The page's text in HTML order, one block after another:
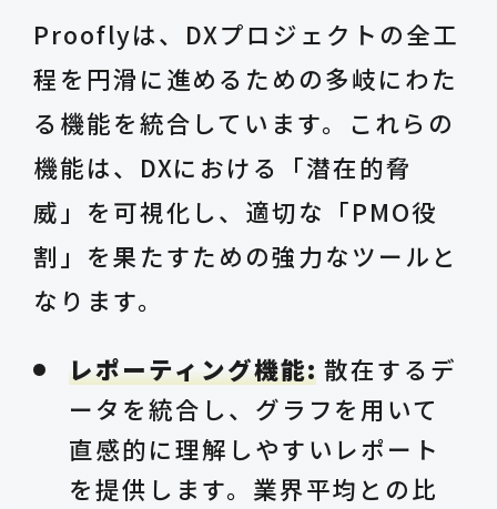
Prooflyは、DXプロジェクトの全工
程を円滑に進めるための多岐にわた
る機能を統合しています。これらの
機能は、DXにおける「潜在的脅
威」を可視化し、適切な「PMO役
割」を果たすための強力なツールと
なります。
レポーティング機能: 散在するデ
ータを統合し、グラフを用いて
直感的に理解しやすいレポート
を提供します。業界平均との比